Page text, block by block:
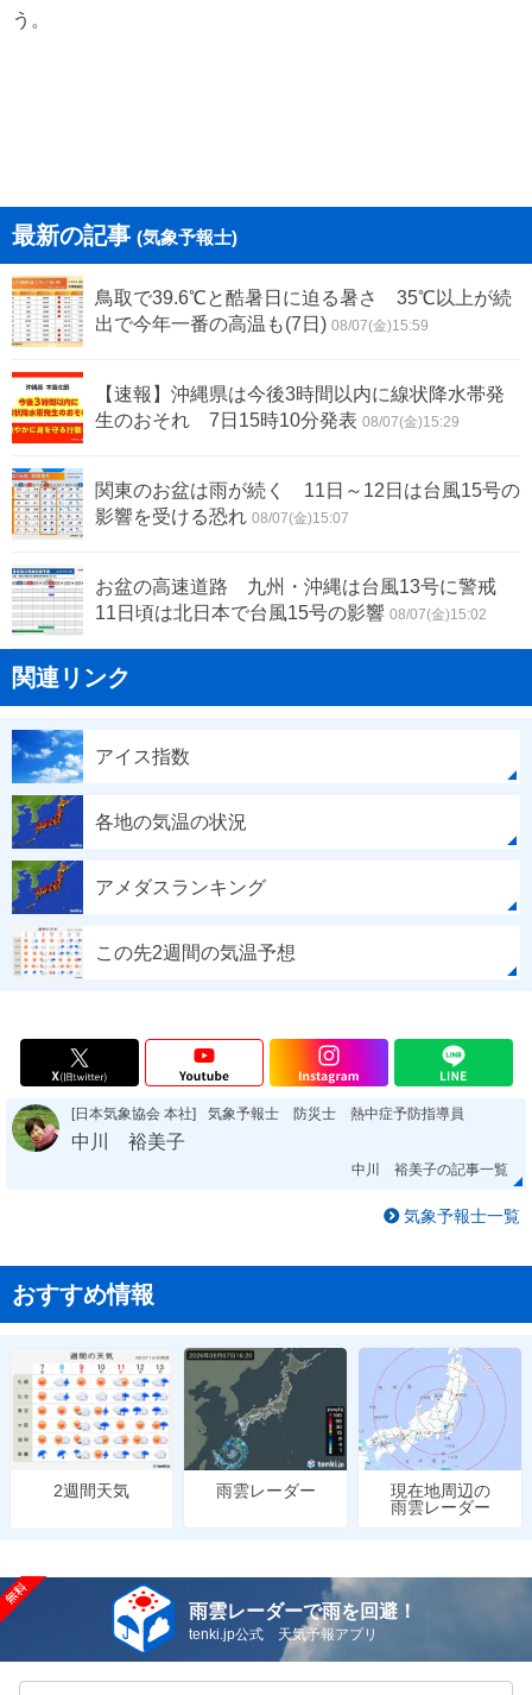
う。
最新の記事 (気象予報士)
鳥取で39.6℃と酷暑日に迫る暑さ 35℃以上が続
出で今年一番の高温も(7日) 08/07(金)15:59
【速報】沖縄県は今後3時間以内に線状降水帯発
生のおそれ 7日15時10分発表 08/07(金)15:29
関東のお盆は雨が続く 11日～12日は台風15号の
影響を受ける恐れ 08/07(金)15:07
お盆の高速道路 九州・沖縄は台風13号に警戒
11日頃は北日本で台風15号の影響 08/07(金)15:02
関連リンク
アイス指数
各地の気温の状況
アメダスランキング
この先2週間の気温予想
[日本気象協会 本社] 気象予報士 防災士 熱中症予防指導員
中川 裕美子
中川 裕美子の記事一覧
気象予報士一覧
おすすめ情報
2週間天気 雨雲レーダー
現在地周辺の
雨雲レーダー
雨雲レーダーで雨を回避！
tenki.jp公式 天気予報アプリ